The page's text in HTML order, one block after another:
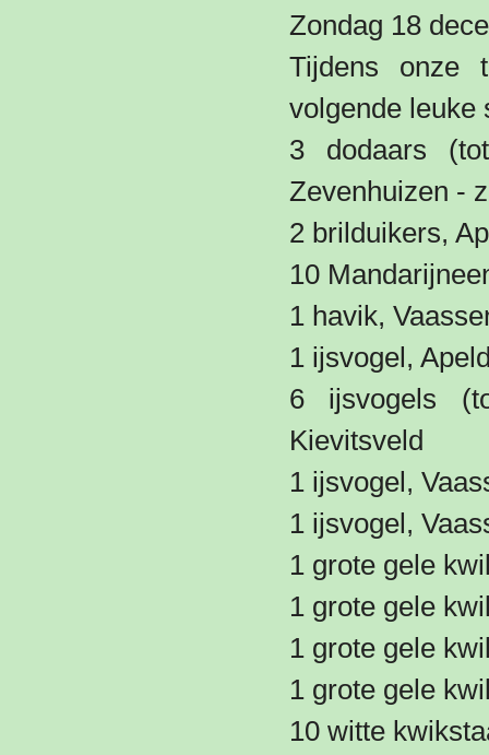
Zondag 18
Tijdens onze
volgende leuke
3 dodaars
Zevenhuizen -
2 brilduikers,
10
1 havik,
1 ijsvogel,
6 ijsvogels
Kievitsveld
1 ijsvogel,
1 ijsvogel,
1 grote gele
1 grote gele
1 grote gele
1 grote gele
10 witte